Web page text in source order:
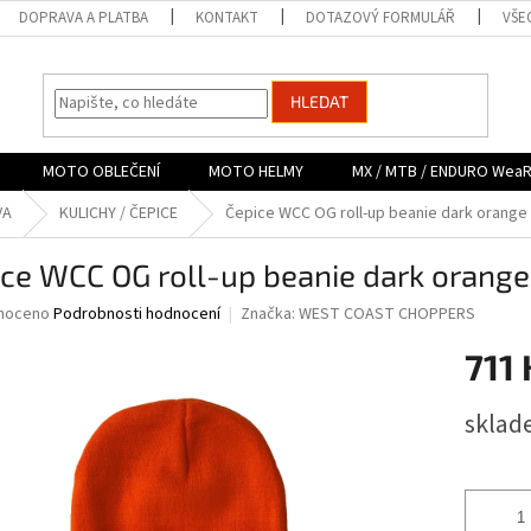
DOPRAVA A PLATBA KONTAKT DOTAZOVÝ FORMULÁŘ
HLEDAT
MOTO OBLEČENÍ MOTO HELMY MX / MTB / ENDURO WeaR
KULICHY / ČEPICE Čepice WCC OG roll-up beanie dark orange
WCC OG roll-up beanie dark orange
Podrobnosti hodnocení Značka: WEST COAST CHOPPERS
711
cena: